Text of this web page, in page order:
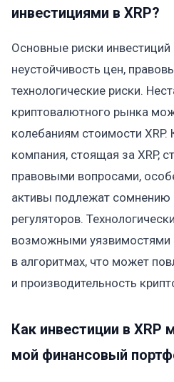
инвестициями в XRP?
Основные риски
неустойчивость цен,
технологические риски.
криптовалютного рынка
колебаниям стоимости XRP.
компания, стоящая за XRP,
правовыми вопросами,
активы подлежат сомнению
регуляторов.
возможными уязвимостями
в алгоритмах, что может
и производительность
Как инвестиции в XRP
мой финансовый